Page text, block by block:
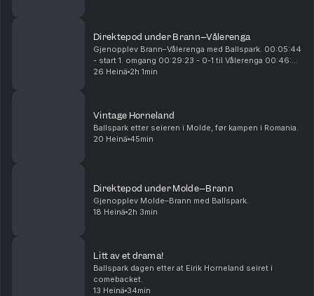
Direktepod under Brann–Vålerenga
Gjenopplev Brann–Vålerenga med Ballspark. 00:05:44
- start 1. omgang 00:29:23 - 0-1 til Vålerenga 00:46:25
- 0-2 til Vålerenga 00:54:26 - 0-3 til Vålerenga
26 Heinä 2h 1min
Vintage Horneland
Ballspark etter seieren i Molde, før kampen i Romania.
20 Heinä 45min
Direktepod under Molde–Brann
Gjenopplev Molde–Brann med Ballspark.
18 Heinä 2h 3min
Litt av et drama!
Ballspark dagen etter at Eirik Horneland seiret i
comebacket.
13 Heinä 34min